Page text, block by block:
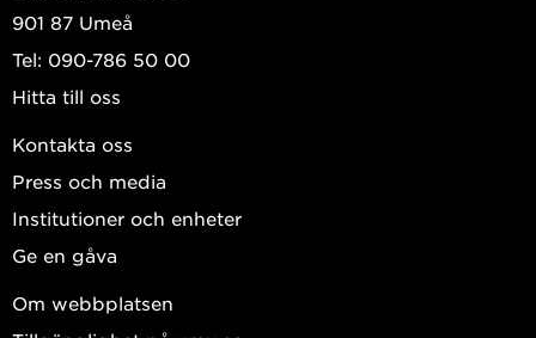
901 87 Umeå
Tel: 090-786 50 00
Hitta till oss
Kontakta oss
Press och media
Institutioner och enheter
Ge en gåva
Om webbplatsen